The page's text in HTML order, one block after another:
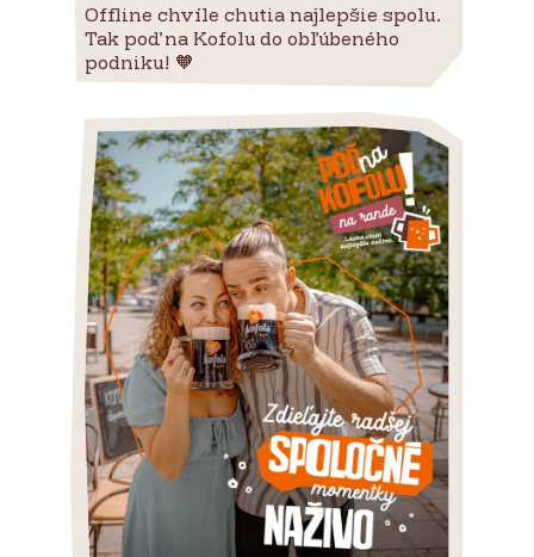
Offline chvíle chutia najlepšie spolu.
Tak poď na Kofolu do obľúbeného
podniku! 🧡